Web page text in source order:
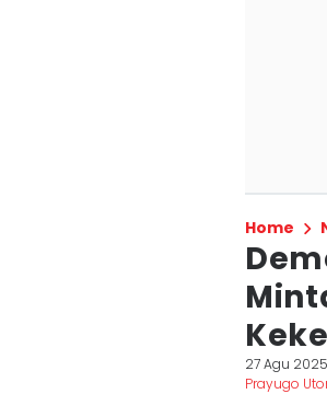
Home
27 Agu 2025,
Prayugo